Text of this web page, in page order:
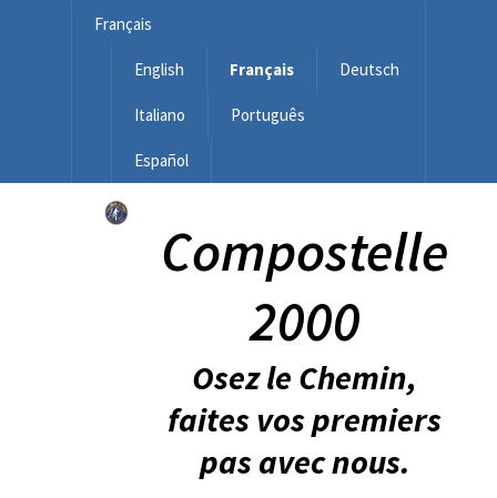
Français
English Français Deutsch
Italiano Português
Español
Compostelle
2000
Osez le Chemin,
faites vos premiers
pas avec nous.